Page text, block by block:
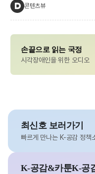
콘텐츠뷰
손끝으로 읽는 국정
시각장애인을 위한 오디오
최신호 보러가기
빠르게 만나는 K-공감 정책
K-공감&카툰K-공